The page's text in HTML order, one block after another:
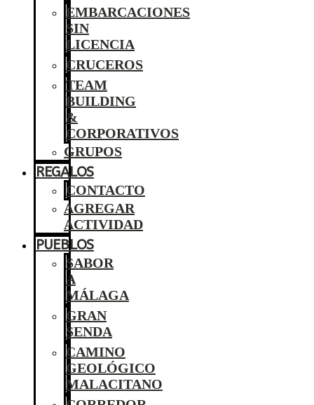
EMBARCACIONES
SIN
LICENCIA
CRUCEROS
TEAM
BUILDING
&
CORPORATIVOS
GRUPOS
REGALOS
CONTACTO
AGREGAR
ACTIVIDAD
PUEBLOS
SABOR
A
MÁLAGA
GRAN
SENDA
CAMINO
GEOLÓGICO
MALACITANO